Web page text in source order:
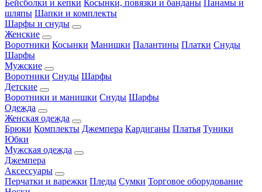
Бейсболки и кепки Косынки, повязки и банданы Панамы и
шляпы Шапки и комплекты
Шарфы и снуды
Женские
Воротники Косынки Манишки Палантины Платки Снуды
Шарфы
Мужские
Воротники Снуды Шарфы
Детские
Воротники и манишки Снуды Шарфы
Одежда
Женская одежда
Брюки Комплекты Джемпера Кардиганы Платья Туники
Юбки
Мужская одежда
Джемпера
Аксессуары
Перчатки и варежки Пледы Сумки Торговое оборудование